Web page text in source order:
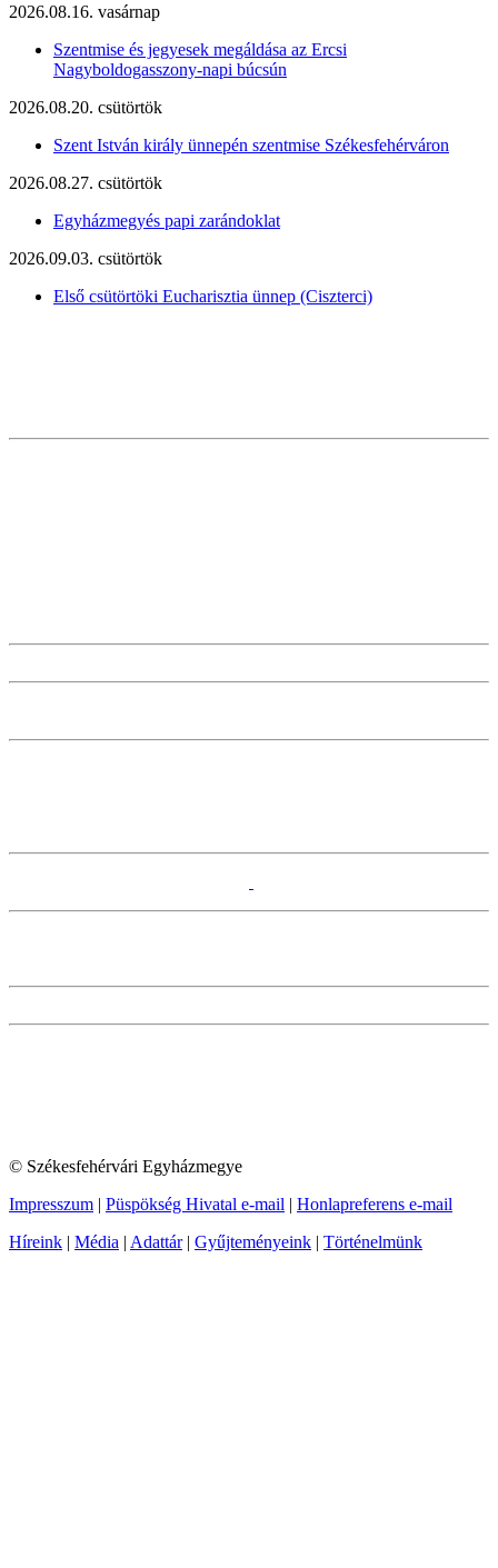
2026.08.16. vasárnap
Szentmise és jegyesek megáldása az Ercsi
Nagyboldogasszony-napi búcsún
2026.08.20. csütörtök
Szent István király ünnepén szentmise Székesfehérváron
2026.08.27. csütörtök
Egyházmegyés papi zarándoklat
2026.09.03. csütörtök
Első csütörtöki Eucharisztia ünnep (Ciszterci)
© Székesfehérvári Egyházmegye
Impresszum | Püspökség Hivatal e-mail | Honlapreferens e-mail
Híreink | Média | Adattár| Gyűjteményeink | Történelmünk